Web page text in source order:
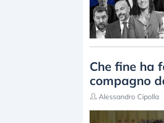
Che fine ha
compagno
Alessandro Cipolla